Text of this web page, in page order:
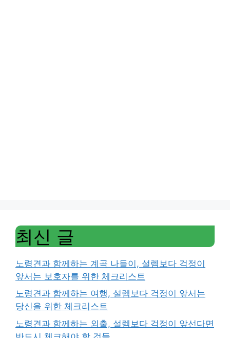
최신 글
노령견과 함께하는 계곡 나들이, 설렘보다 걱정이
앞서는 보호자를 위한 체크리스트
노령견과 함께하는 여행, 설렘보다 걱정이 앞서는
당신을 위한 체크리스트
노령견과 함께하는 외출, 설렘보다 걱정이 앞선다면